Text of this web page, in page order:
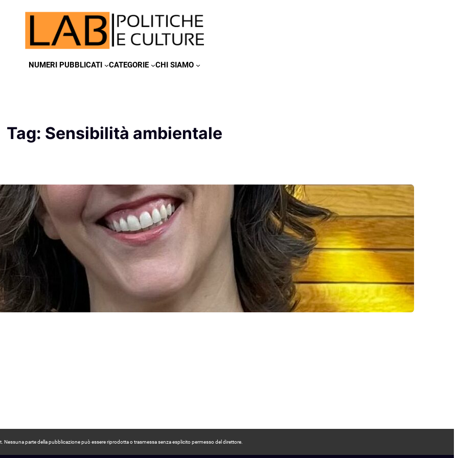
NUMERI PUBBLICATI CATEGORIE CHI SIAMO
Tag: Sensibilità ambientale
parte della pubblicazione può essere riprodotta o trasmessa senza esplicito permesso del direttore.